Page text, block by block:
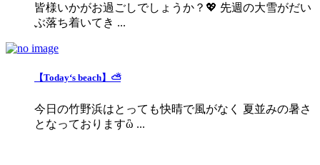
皆様いかがお過ごしでしょうか？💖 先週の大雪がだい
ぶ落ち着いてき ...
【Today‘s beach】⛅
今日の竹野浜はとっても快晴で風がなく 夏並みの暑さ
となっておりますὣ ...